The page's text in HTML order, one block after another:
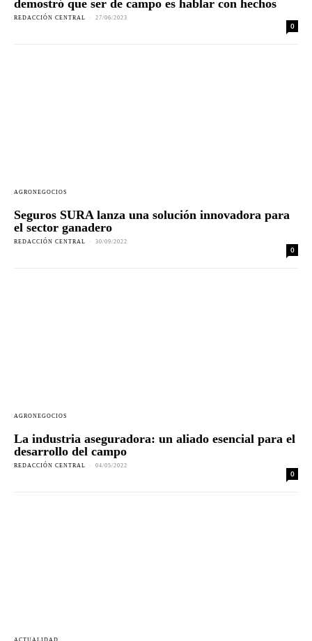
demostró que ser de campo es hablar con hechos
REDACCIÓN CENTRAL - 27/06/2023
0
AGRONEGOCIOS
Seguros SURA lanza una solución innovadora para
el sector ganadero
REDACCIÓN CENTRAL - 30/09/2022
0
AGRONEGOCIOS
La industria aseguradora: un aliado esencial para el
desarrollo del campo
REDACCIÓN CENTRAL - 04/05/2022
0